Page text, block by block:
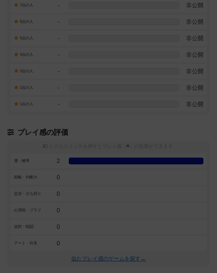
7点の人 - 非公開
6点の人 - 非公開
5点の人 - 非公開
4点の人 - 非公開
3点の人 - 非公開
2点の人 - 非公開
1点の人 - 非公開
プレイ感の評価
※
運・確率 2
戦略・判断力 0
交渉・立ち回り 0
心理戦・ブラフ 0
攻防・戦闘 0
アート・外見 0
似たプレイ感のゲームを探す→